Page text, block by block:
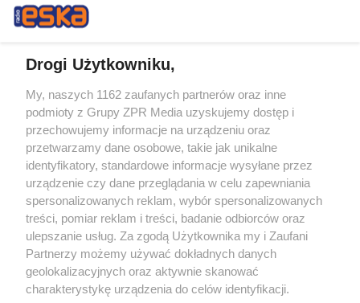
Żaden utwór zamieszczony w serwisie nie może być powielany i
rozpowszechniany lub dalej rozpowszechniany w jakikolwiek sposób (w
tym także elektroniczny lub mechaniczny) na jakimkolwiek polu
eksploatacji w jakiejkolwiek formie, włącznie z umieszczaniem w
Internecie bez pisemnej zgody właściciela praw. Jakiekolwiek użycie lub
wykorzystanie utworów w całości lub w części z naruszeniem prawa,
tzn. bez właściwej zgody, jest zabronione pod groźbą kary i może być
ścigane prawnie.
Drogi Użytkowniku,
My, naszych 1162 zaufanych partnerów oraz inne
podmioty z Grupy ZPR Media uzyskujemy dostęp i
przechowujemy informacje na urządzeniu oraz
przetwarzamy dane osobowe, takie jak unikalne
identyfikatory, standardowe informacje wysyłane przez
urządzenie czy dane przeglądania w celu zapewniania
spersonalizowanych reklam, wybór spersonalizowanych
treści, pomiar reklam i treści, badanie odbiorców oraz
ulepszanie usług. Za zgodą Użytkownika my i Zaufani
Partnerzy możemy używać dokładnych danych
geolokalizacyjnych oraz aktywnie skanować
charakterystykę urządzenia do celów identyfikacji.